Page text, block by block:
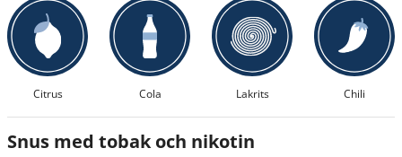
Citrus Cola Lakrits Chili
Snus med tobak och nikotin